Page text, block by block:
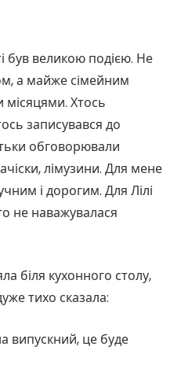
був великою подією. Не
а майже сімейним
місяцями. Хтось
записувався до
обговорювали
лімузини. Для мене
і дорогим. Для Лілі
не наважувалася
біля кухонного столу,
тихо сказала:
випускний, це буде